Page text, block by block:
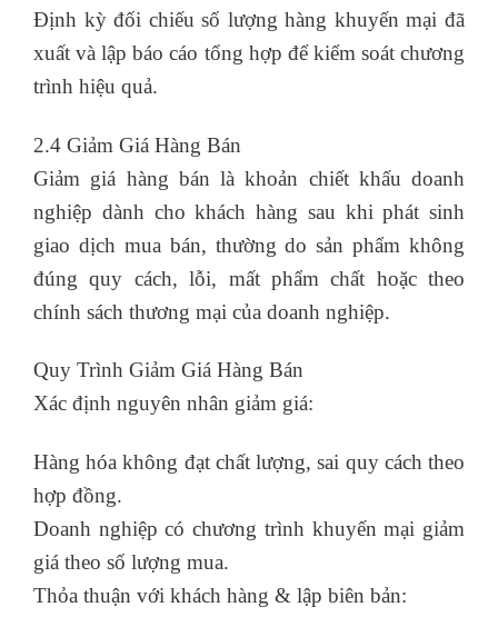
Định kỳ đối chiếu số lượng hàng khuyến mại đã
xuất và lập báo cáo tổng hợp để kiểm soát chương
trình hiệu quả.
2.4 Giảm Giá Hàng Bán
Giảm giá hàng bán là khoản chiết khấu doanh
nghiệp dành cho khách hàng sau khi phát sinh
giao dịch mua bán, thường do sản phẩm không
đúng quy cách, lỗi, mất phẩm chất hoặc theo
chính sách thương mại của doanh nghiệp.
Quy Trình Giảm Giá Hàng Bán
Xác định nguyên nhân giảm giá:
Hàng hóa không đạt chất lượng, sai quy cách theo
hợp đồng.
Doanh nghiệp có chương trình khuyến mại giảm
giá theo số lượng mua.
Thỏa thuận với khách hàng & lập biên bản: